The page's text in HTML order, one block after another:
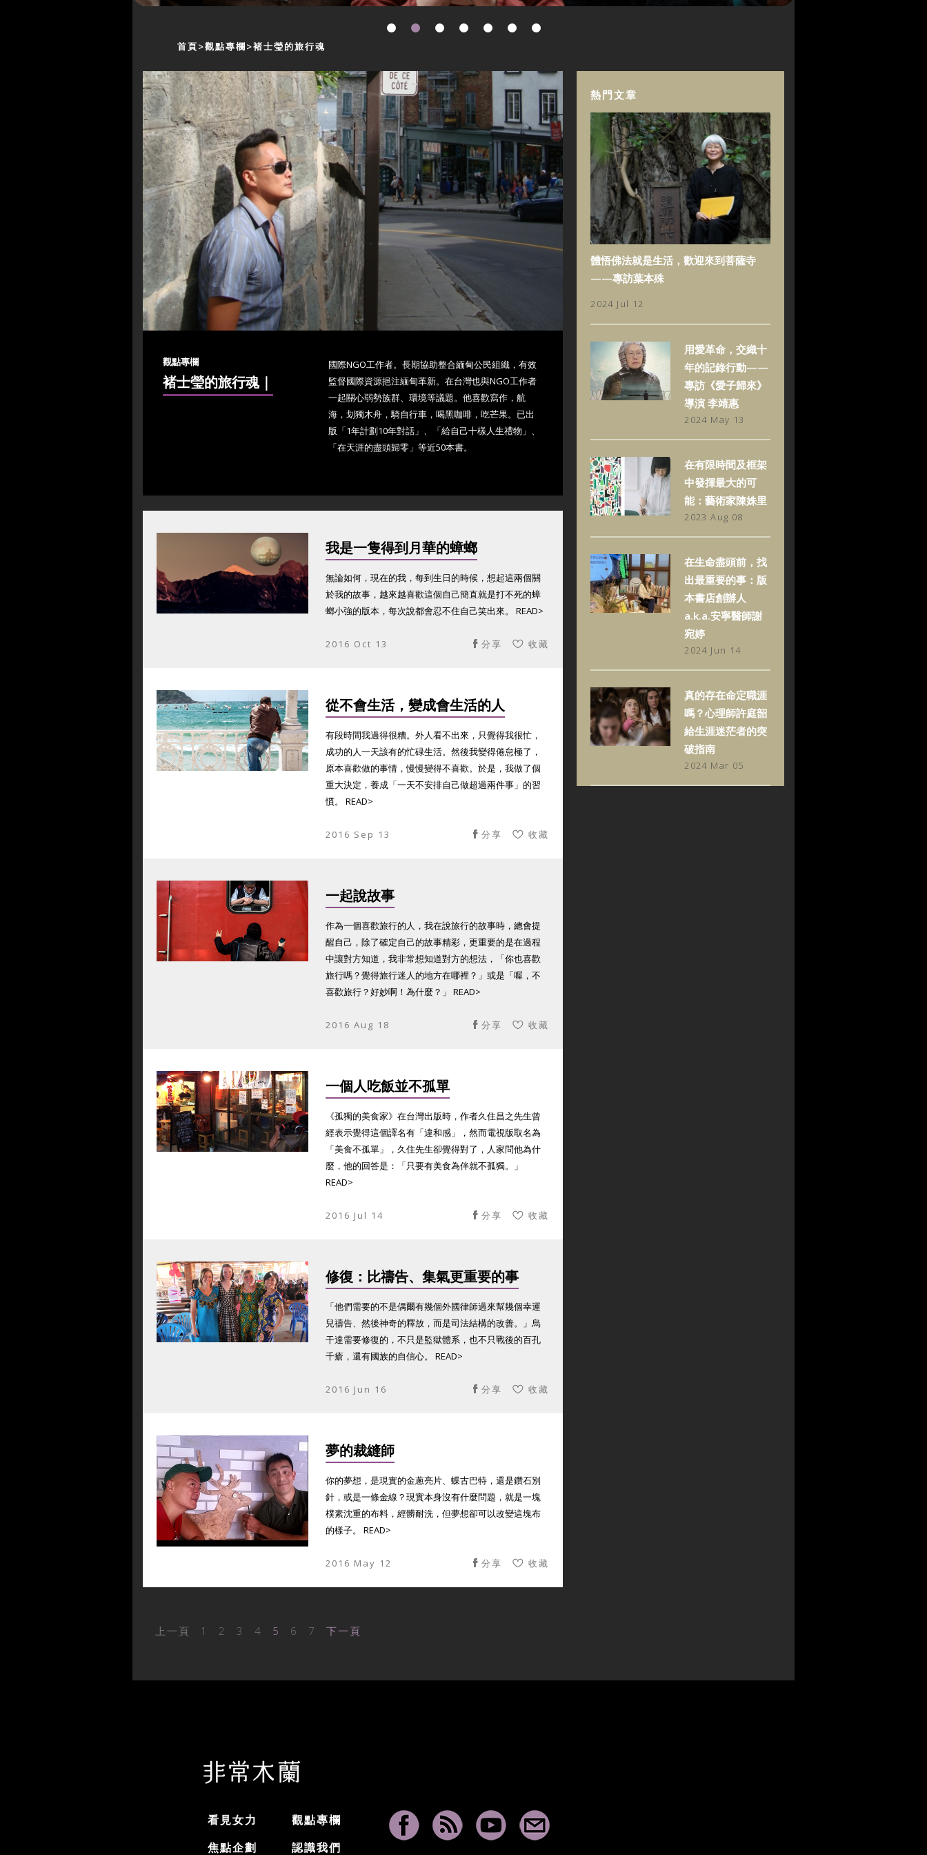
首頁 觀點專欄 褚士瑩的旅行魂
觀點專欄
褚士瑩的旅行魂｜
國際NGO工作者。長期協助整合緬甸公民組織，有效
監督國際資源挹注緬甸革新。在台灣也與NGO工作者
一起關心弱勢族群、環境等議題。他喜歡寫作，航
海，划獨木舟，騎自行車，喝黑咖啡，吃芒果。已出
版「1年計劃10年對話」、「給自己十樣人生禮物」、
「在天涯的盡頭歸零」等近50本書。
我是一隻得到月華的蟑螂
無論如何，現在的我，每到生日的時候，想起這兩個關
於我的故事，越來越喜歡這個自己簡直就是打不死的蟑
螂小強的版本，每次說都會忍不住自己笑出來。 READ>
2016 Oct 13 收藏
分享
從不會生活，變成會生活的人
有段時間我過得很糟。外人看不出來，只覺得我很忙，
成功的人一天該有的忙碌生活。然後我變得倦怠極了，
原本喜歡做的事情，慢慢變得不喜歡。於是，我做了個
重大決定，養成「一天不安排自己做超過兩件事」的習
慣。 READ>
2016 Sep 13 收藏
分享
一起說故事
作為一個喜歡旅行的人，我在說旅行的故事時，總會提
醒自己，除了確定自己的故事精彩，更重要的是在過程
中讓對方知道，我非常想知道對方的想法，「你也喜歡
旅行嗎？覺得旅行迷人的地方在哪裡？」或是「喔，不
喜歡旅行？好妙啊！為什麼？」 READ>
2016 Aug 18 收藏
分享
一個人吃飯並不孤單
《孤獨的美食家》在台灣出版時，作者久住昌之先生曾
經表示覺得這個譯名有「違和感」，然而電視版取名為
「美食不孤單」，久住先生卻覺得對了，人家問他為什
麼，他的回答是：「只要有美食為伴就不孤獨。」
READ>
2016 Jul 14 收藏
分享
修復：比禱告、集氣更重要的事
「他們需要的不是偶爾有幾個外國律師過來幫幾個幸運
兒禱告、然後神奇的釋放，而是司法結構的改善。」烏
干達需要修復的，不只是監獄體系，也不只戰後的百孔
千瘡，還有國族的自信心。 READ>
2016 Jun 16 收藏
分享
夢的裁縫師
你的夢想，是現實的金蔥亮片、蝶古巴特，還是鑽石別
針，或是一條金線？現實本身沒有什麼問題，就是一塊
樸素沈重的布料，經髒耐洗，但夢想卻可以改變這塊布
的樣子。 READ>
2016 May 12 收藏
分享
上一頁 1 2 3 4 5 6 7 下一頁
熱門文章
體悟佛法就是生活，歡迎來到菩薩寺
——專訪葉本殊
2024 Jul 12
用愛革命，交織十
年的記錄行動——
專訪《愛子歸來》
導演 李靖惠
2024 May 13
在有限時間及框架
中發揮最大的可
能：藝術家陳姝里
2023 Aug 08
在生命盡頭前，找
出最重要的事：版
本書店創辦人
a.k.a.安寧醫師謝
宛婷
2024 Jun 14
真的存在命定職涯
嗎？心理師許庭韶
給生涯迷茫者的突
破指南
2024 Mar 05
看見女力
觀點專欄
焦點企劃
認識我們